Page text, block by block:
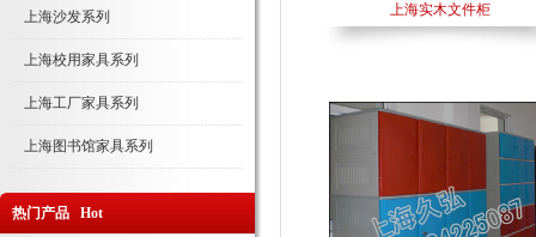
上海沙发系列
上海校用家具系列
上海工厂家具系列
上海图书馆家具系列
热门产品 Hot
上海实木文件柜